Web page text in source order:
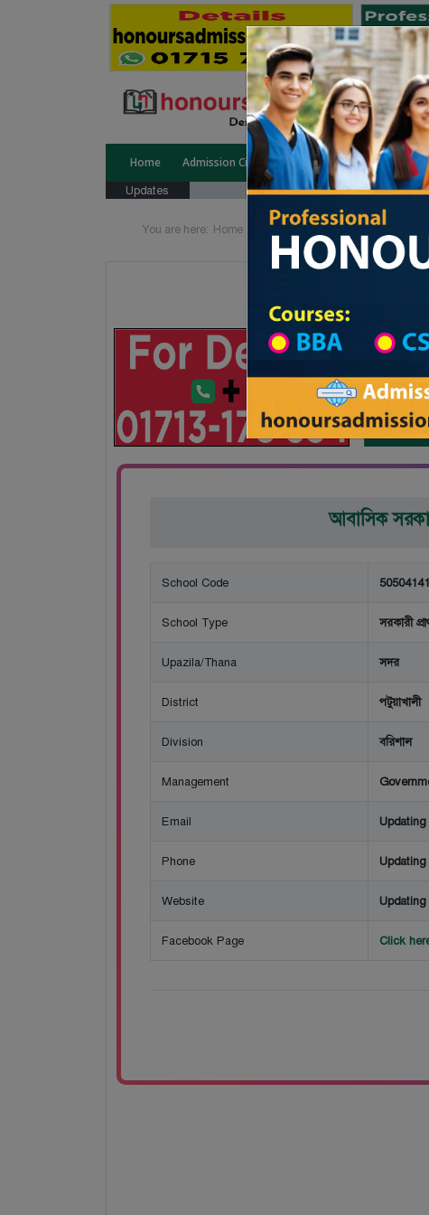
Home Admission Circular Public University
Updates
You are here: Home School Category Division List
আবাসিক
School Code
School Type সরকারী
Upazila/Thana সদর
District পটুয়াখালী
Division বরিশাল
Management
Email
Phone
Website
Facebook Page Click